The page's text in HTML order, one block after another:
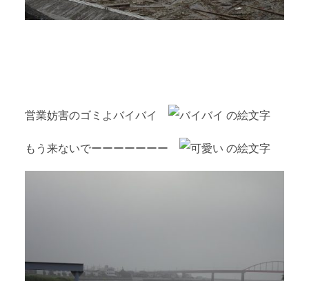
営業妨害のゴミよバイバイ
もう来ないでーーーーーーー